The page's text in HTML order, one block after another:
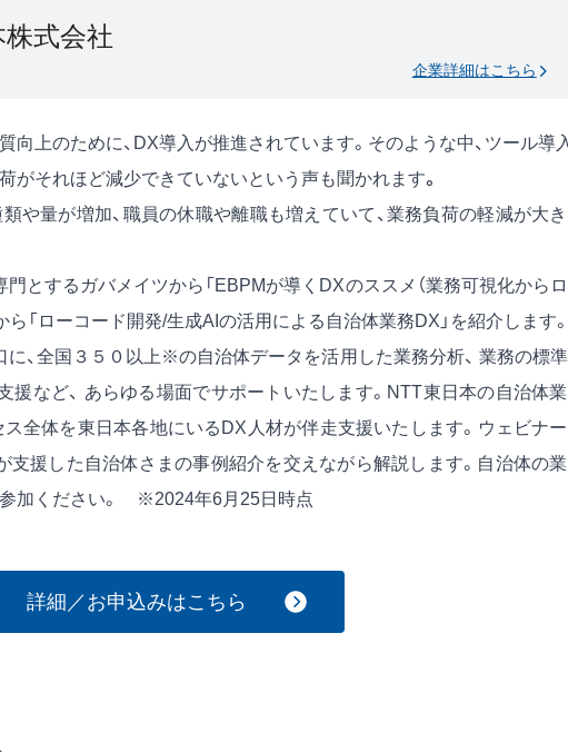
式会社
企業詳細はこちら
向上のために、DX導入が推進されています。そのような中、ツール導
がそれほど減少できていないという声も聞かれます。
や量が増加、職員の休職や離職も増えていて、業務負荷の軽減が大
とするガバメイツから「EBPMが導くDXのススメ（業務可視化から
ら「ローコード開発/生成AIの活用による自治体業務DX」を紹介します
に、全国３５０以上※の自治体データを活用した業務分析、 業務の標
援など、 あらゆる場面でサポートいたします。NTT東日本の自治体
ス全体を東日本各地にいるDX人材が伴走支援いたします。ウェビナ
支援した自治体さまの事例紹介を交えながら解説します。自治体の
参加ください。 ※2024年6月25日時点
詳細／お申込みはこちら